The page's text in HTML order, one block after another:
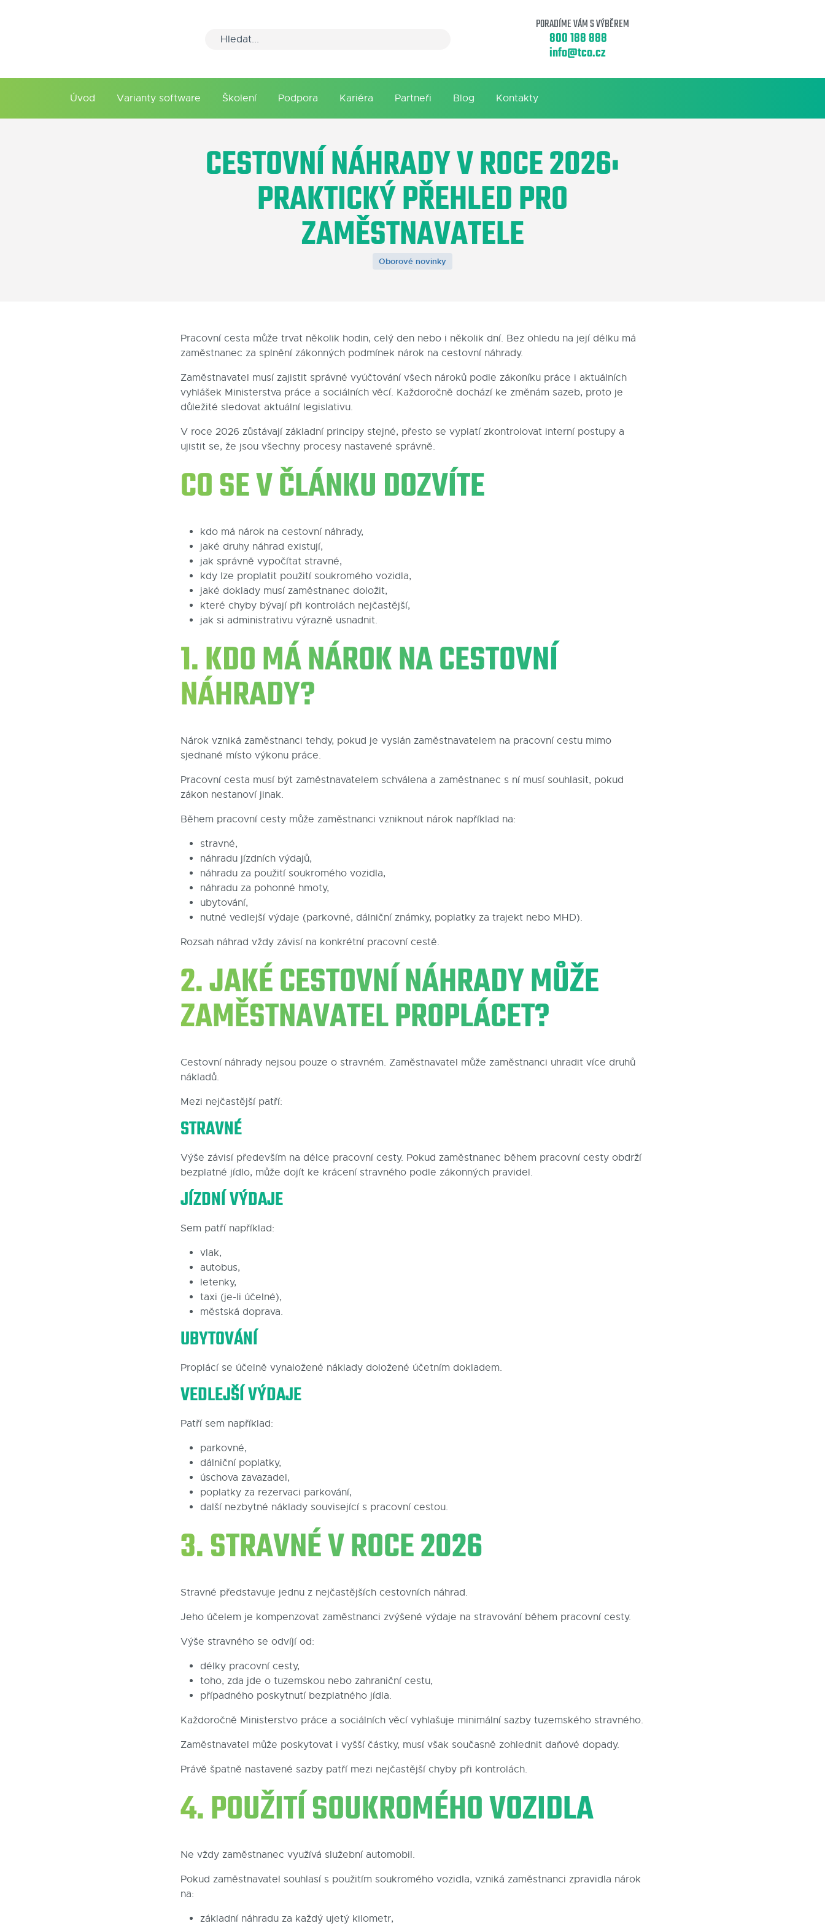
PORADÍME VÁM S VÝBĚREM
800 188 888
info@tco.cz
Úvod Varianty software Školení Podpora Kariéra Partneři Blog Kontakty
CESTOVNÍ NÁHRADY V ROCE 2026:
PRAKTICKÝ PŘEHLED PRO
ZAMĚSTNAVATELE
Oborové novinky
Pracovní cesta může trvat několik hodin, celý den nebo i několik dní. Bez ohledu na její délku má
zaměstnanec za splnění zákonných podmínek nárok na cestovní náhrady.
Zaměstnavatel musí zajistit správné vyúčtování všech nároků podle zákoníku práce i aktuálních
vyhlášek Ministerstva práce a sociálních věcí. Každoročně dochází ke změnám sazeb, proto je
důležité sledovat aktuální legislativu.
V roce 2026 zůstávají základní principy stejné, přesto se vyplatí zkontrolovat interní postupy a
ujistit se, že jsou všechny procesy nastavené správně.
CO SE V ČLÁNKU DOZVÍTE
kdo má nárok na cestovní náhrady,
jaké druhy náhrad existují,
jak správně vypočítat stravné,
kdy lze proplatit použití soukromého vozidla,
jaké doklady musí zaměstnanec doložit,
které chyby bývají při kontrolách nejčastější,
jak si administrativu výrazně usnadnit.
1. KDO MÁ NÁROK NA CESTOVNÍ
NÁHRADY?
Nárok vzniká zaměstnanci tehdy, pokud je vyslán zaměstnavatelem na pracovní cestu mimo
sjednané místo výkonu práce.
Pracovní cesta musí být zaměstnavatelem schválena a zaměstnanec s ní musí souhlasit, pokud
zákon nestanoví jinak.
Během pracovní cesty může zaměstnanci vzniknout nárok například na:
stravné,
náhradu jízdních výdajů,
náhradu za použití soukromého vozidla,
náhradu za pohonné hmoty,
ubytování,
nutné vedlejší výdaje (parkovné, dálniční známky, poplatky za trajekt nebo MHD).
Rozsah náhrad vždy závisí na konkrétní pracovní cestě.
2. JAKÉ CESTOVNÍ NÁHRADY MŮŽE
ZAMĚSTNAVATEL PROPLÁCET?
Cestovní náhrady nejsou pouze o stravném. Zaměstnavatel může zaměstnanci uhradit více druhů
nákladů.
Mezi nejčastější patří:
STRAVNÉ
Výše závisí především na délce pracovní cesty. Pokud zaměstnanec během pracovní cesty obdrží
bezplatné jídlo, může dojít ke krácení stravného podle zákonných pravidel.
JÍZDNÍ VÝDAJE
Sem patří například:
vlak,
autobus,
letenky,
taxi (je-li účelné),
městská doprava.
UBYTOVÁNÍ
Proplácí se účelně vynaložené náklady doložené účetním dokladem.
VEDLEJŠÍ VÝDAJE
Patří sem například:
parkovné,
dálniční poplatky,
úschova zavazadel,
poplatky za rezervaci parkování,
další nezbytné náklady související s pracovní cestou.
3. STRAVNÉ V ROCE 2026
Stravné představuje jednu z nejčastějších cestovních náhrad.
Jeho účelem je kompenzovat zaměstnanci zvýšené výdaje na stravování během pracovní cesty.
Výše stravného se odvíjí od:
délky pracovní cesty,
toho, zda jde o tuzemskou nebo zahraniční cestu,
případného poskytnutí bezplatného jídla.
Každoročně Ministerstvo práce a sociálních věcí vyhlašuje minimální sazby tuzemského stravného.
Zaměstnavatel může poskytovat i vyšší částky, musí však současně zohlednit daňové dopady.
Právě špatně nastavené sazby patří mezi nejčastější chyby při kontrolách.
4. POUŽITÍ SOUKROMÉHO VOZIDLA
Ne vždy zaměstnanec využívá služební automobil.
Pokud zaměstnavatel souhlasí s použitím soukromého vozidla, vzniká zaměstnanci zpravidla nárok
na:
základní náhradu za každý ujetý kilometr,